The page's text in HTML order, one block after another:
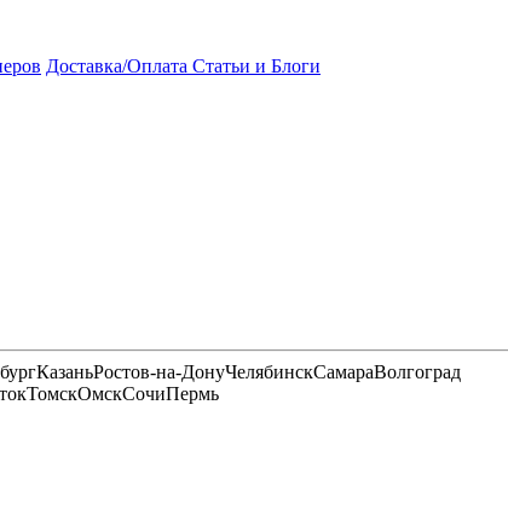
Доставка/Оплата Статьи и Блоги
КазаньРостов-на-ДонуЧелябинскСамараВолгоград
ТомскОмскСочиПермь